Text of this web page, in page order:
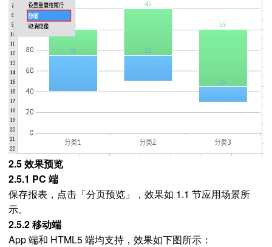
2.5 效果预览
2.5.1 PC 端
保存报表，点击「分页预览」，效果如 1.1 节应用场景所
示。
2.5.2 移动端
App 端和 HTML5 端均支持，效果如下图所示：